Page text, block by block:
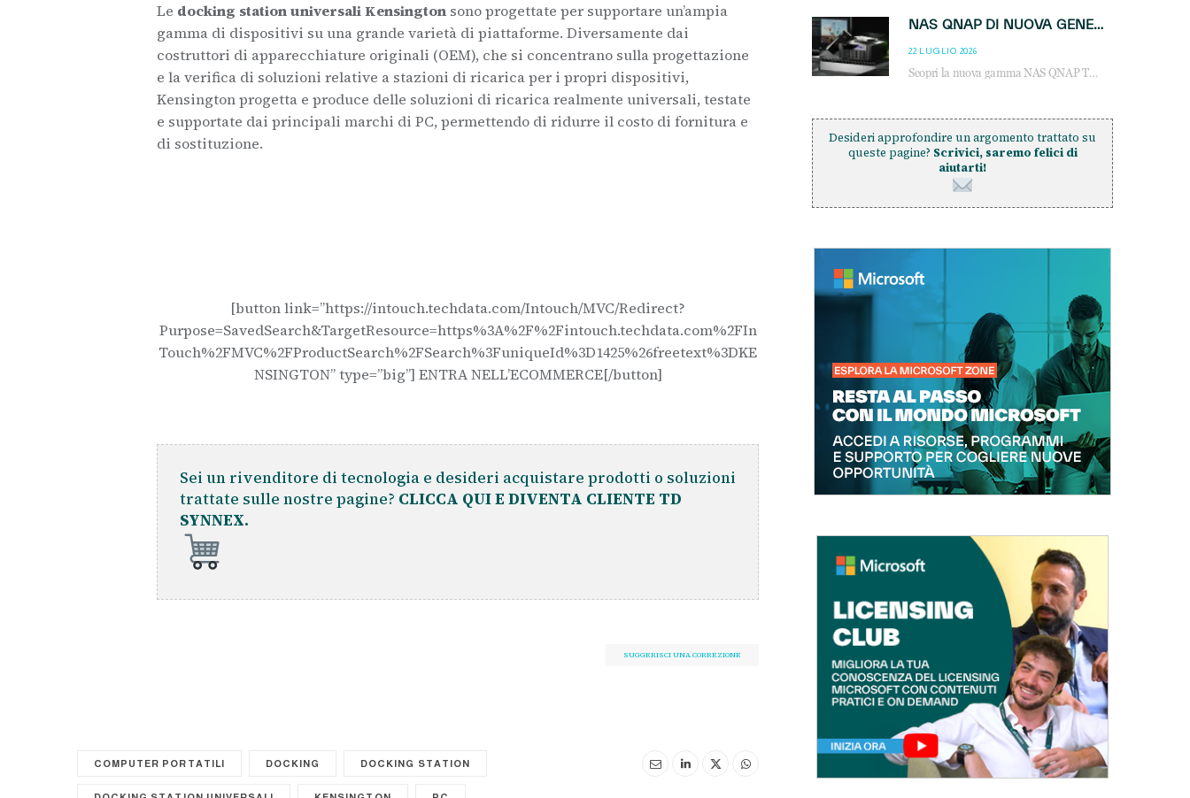
Le docking station universali Kensington sono progettate per supportare un’ampia
gamma di dispositivi su una grande varietà di piattaforme. Diversamente dai
costruttori di apparecchiature originali (OEM), che si concentrano sulla progettazione
e la verifica di soluzioni relative a stazioni di ricarica per i propri dispositivi,
Kensington progetta e produce delle soluzioni di ricarica realmente universali, testate
e supportate dai principali marchi di PC, permettendo di ridurre il costo di fornitura e
di sostituzione.
[button link=”https://intouch.techdata.com/Intouch/MVC/Redirect?
Purpose=SavedSearch&TargetResource=https%3A%2F%2Fintouch.techdata.com%2FIn
Touch%2FMVC%2FProductSearch%2FSearch%3FuniqueId%3D1425%26freetext%3DKE
NSINGTON” type=”big”] ENTRA NELL’ECOMMERCE[/button]
Sei un rivenditore di tecnologia e desideri acquistare prodotti o soluzioni
trattate sulle nostre pagine? CLICCA QUI E DIVENTA CLIENTE TD
SYNNEX.
SUGGERISCI UNA CORREZIONE
COMPUTER PORTATILI DOCKING DOCKING STATION
NAS QNAP DI NUOVA GENERAZIONE: PIÙ PRESTAZIONI, SCALABILITÀ E PROTEZIONE DEI DATI PER LE INFRASTRUTTURE IT MODERNE
22 LUGLIO 2026
Scopri la nuova gamma NAS QNAP TS-h1465U-RP, TS-h1065eU e TS-h665U: storage aziendale con ZFS, DDR5, E1.S NVMe e connettività 2.5GbE per backup, virtualizzazione e cybersecurity.
Desideri approfondire un argomento trattato su
queste pagine? Scrivici, saremo felici di
aiutarti!